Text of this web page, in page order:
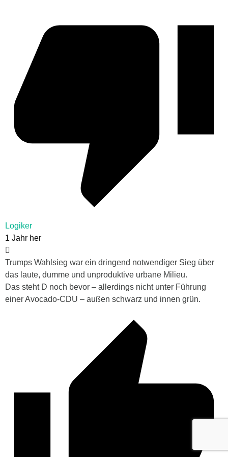
Logiker
1 Jahr her
Trumps Wahlsieg war ein dringend notwendiger Sieg über
das laute, dumme und unproduktive urbane Milieu.
Das steht D noch bevor – allerdings nicht unter Führung
einer Avocado-CDU – außen schwarz und innen grün.